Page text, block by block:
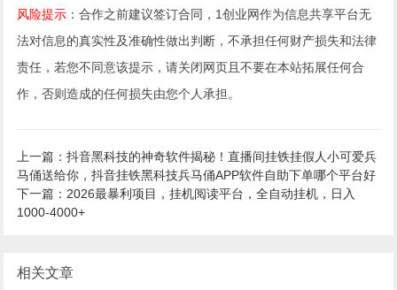
风险提示 ：合作之前建议签订合同，1创业网作为信息共享平台无
法对信息的真实性及准确性做出判断，不承担任何财产损失和法律
责任，若您不同意该提示，请关闭网页且不要在本站拓展任何合
作，否则造成的任何损失由您个人承担。
上一篇：抖音黑科技的神奇软件揭秘！直播间挂铁挂假人小可爱兵
马俑送给你，抖音挂铁黑科技兵马俑APP软件自助下单哪个平台好
下一篇：2026最暴利项目，挂机阅读平台，全自动挂机，日入
1000-4000+
相关文章